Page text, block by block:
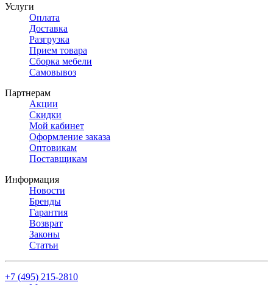
Услуги
Оплата
Доставка
Разгрузка
Прием товара
Сборка мебели
Самовывоз
Партнерам
Акции
Скидки
Мой кабинет
Оформление заказа
Оптовикам
Поставщикам
Информация
Новости
Бренды
Гарантия
Возврат
Законы
Статьи
+7 (495) 215-2810